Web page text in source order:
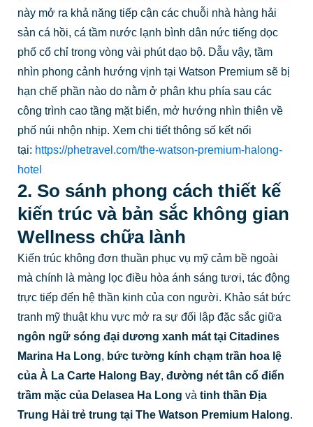
này mở ra khả năng tiếp cận các chuỗi nhà hàng hải
sản cá hồi, cá tầm nước lạnh bình dân nức tiếng dọc
phố cổ chỉ trong vòng vài phút dạo bộ. Dẫu vậy, tầm
nhìn phong cảnh hướng vịnh tại Watson Premium sẽ bị
hạn chế phần nào do nằm ở phân khu phía sau các
công trình cao tầng mặt biển, mở hướng nhìn thiên về
phố núi nhộn nhịp. Xem chi tiết thông số kết nối
tại: https://phetravel.com/the-watson-premium-halong-
hotel
2. So sánh phong cách thiết kế
kiến trúc và bản sắc không gian
Wellness chữa lành
Kiến trúc không đơn thuần phục vụ mỹ cảm bề ngoài
mà chính là màng lọc điều hòa ánh sáng tươi, tác động
trực tiếp đến hệ thần kinh của con người. Khảo sát bức
tranh mỹ thuật khu vực mở ra sự đối lập đặc sắc giữa
ngôn ngữ sóng đại dương xanh mát tại Citadines
Marina Ha Long, bức tường kính chạm trần hoa lệ
của À La Carte Halong Bay, đường nét tân cổ điển
trầm mặc của Delasea Ha Long và tinh thần Địa
Trung Hải trẻ trung tại The Watson Premium Halong.